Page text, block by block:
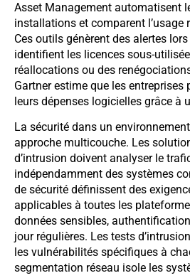
Asset Management automatisent
installations et comparent l’usage
Ces outils génèrent des alertes
identifient les licences sous-
réallocations ou des
Gartner estime que les entreprises
leurs dépenses logicielles grâce à
La sécurité dans un
approche multicouche. Les
d’intrusion doivent analyser le
indépendamment des systèmes
de sécurité définissent des
applicables à toutes les
données sensibles,
jour régulières. Les tests
les vulnérabilités spécifiques à
segmentation réseau isole les